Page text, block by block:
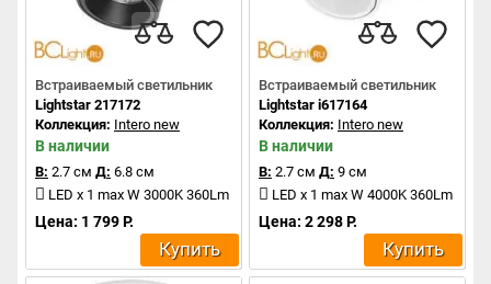
Встраиваемый светильник
Lightstar 217172
Коллекция: Intero new
В наличии
В: 2.7 см Д: 6.8 см
LED x 1 max W 3000K 360Lm
Цена: 1 799 Р.
Купить
Встраиваемый светильник
Lightstar i617164
Коллекция: Intero new
В наличии
В: 2.7 см Д: 9 см
LED x 1 max W 4000K 360Lm
Цена: 2 298 Р.
Купить